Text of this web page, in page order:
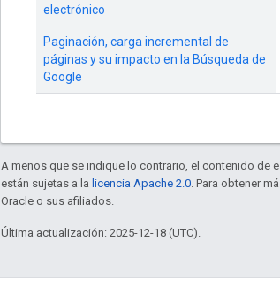
electrónico
Paginación, carga incremental de
páginas y su impacto en la Búsqueda de
Google
A menos que se indique lo contrario, el contenido de
están sujetas a la licencia Apache 2.0 . Para obtener
Oracle o sus afiliados.
Última actualización: 2025-12-18 (UTC).